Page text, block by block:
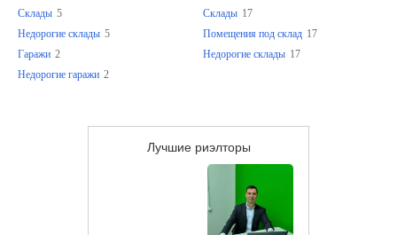
Склады 5
Недорогие склады 5
Гаражи 2
Недорогие гаражи 2
Склады 17
Помещения под склад 17
Недорогие склады 17
Лучшие риэлторы